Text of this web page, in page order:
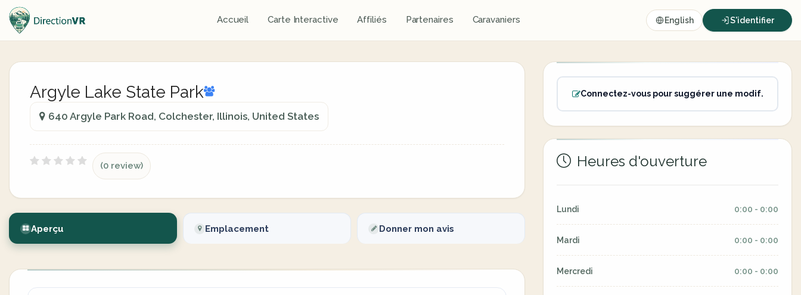
Accueil Carte Interactive Affiliés Partenaires Caravaniers English S'identifier
Argyle Lake State Park
640 Argyle Park Road, Colchester, Illinois, United States
(0 review)
Aperçu Emplacement Donner mon avis
Connectez-vous pour suggérer une modif.
Heures d'ouverture
Lundi 0:00 - 0:00
Mardi 0:00 - 0:00
Mercredi 0:00 - 0:00